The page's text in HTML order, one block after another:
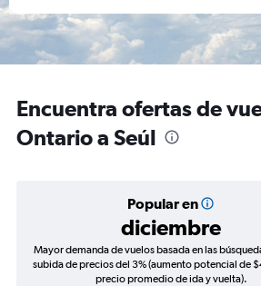
Encuentra ofertas de
Ontario a Seúl
Popular en
diciembre
Mayor demanda de vuelos basada en las
subida de precios del 3% (aumento potencial de
precio promedio de ida y vuelta).